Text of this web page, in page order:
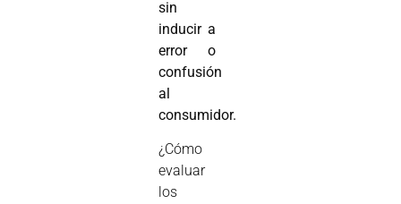
sin
inducir a
error o
confusión
al
consumidor.
¿Cómo
evaluar
los